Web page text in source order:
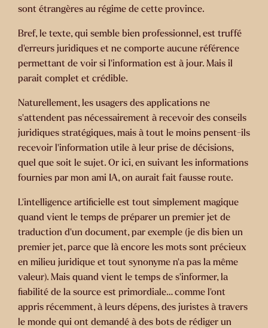
sont étrangères au régime de cette province.
Bref, le texte, qui semble bien professionnel, est truffé
d’erreurs juridiques et ne comporte aucune référence
permettant de voir si l’information est à jour. Mais il
parait complet et crédible.
Naturellement, les usagers des applications ne
s’attendent pas nécessairement à recevoir des conseils
juridiques stratégiques, mais à tout le moins pensent-ils
recevoir l’information utile à leur prise de décisions,
quel que soit le sujet. Or ici, en suivant les informations
fournies par mon ami IA, on aurait fait fausse route.
L’intelligence artificielle est tout simplement magique
quand vient le temps de préparer un premier jet de
traduction d’un document, par exemple (je dis bien un
premier jet, parce que là encore les mots sont précieux
en milieu juridique et tout synonyme n’a pas la même
valeur). Mais quand vient le temps de s’informer, la
fiabilité de la source est primordiale… comme l’ont
appris récemment, à leurs dépens, des juristes à travers
le monde qui ont demandé à des bots de rédiger un